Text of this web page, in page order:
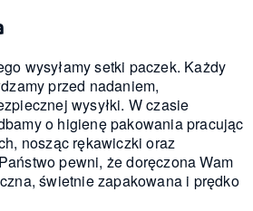
wysyłamy setki paczek. Każdy
przed nadaniem,
wysyłki. W czasie
o higienę pakowania pracując
nosząc rękawiczki oraz
pewni, że doręczona Wam
świetnie zapakowana i prędko